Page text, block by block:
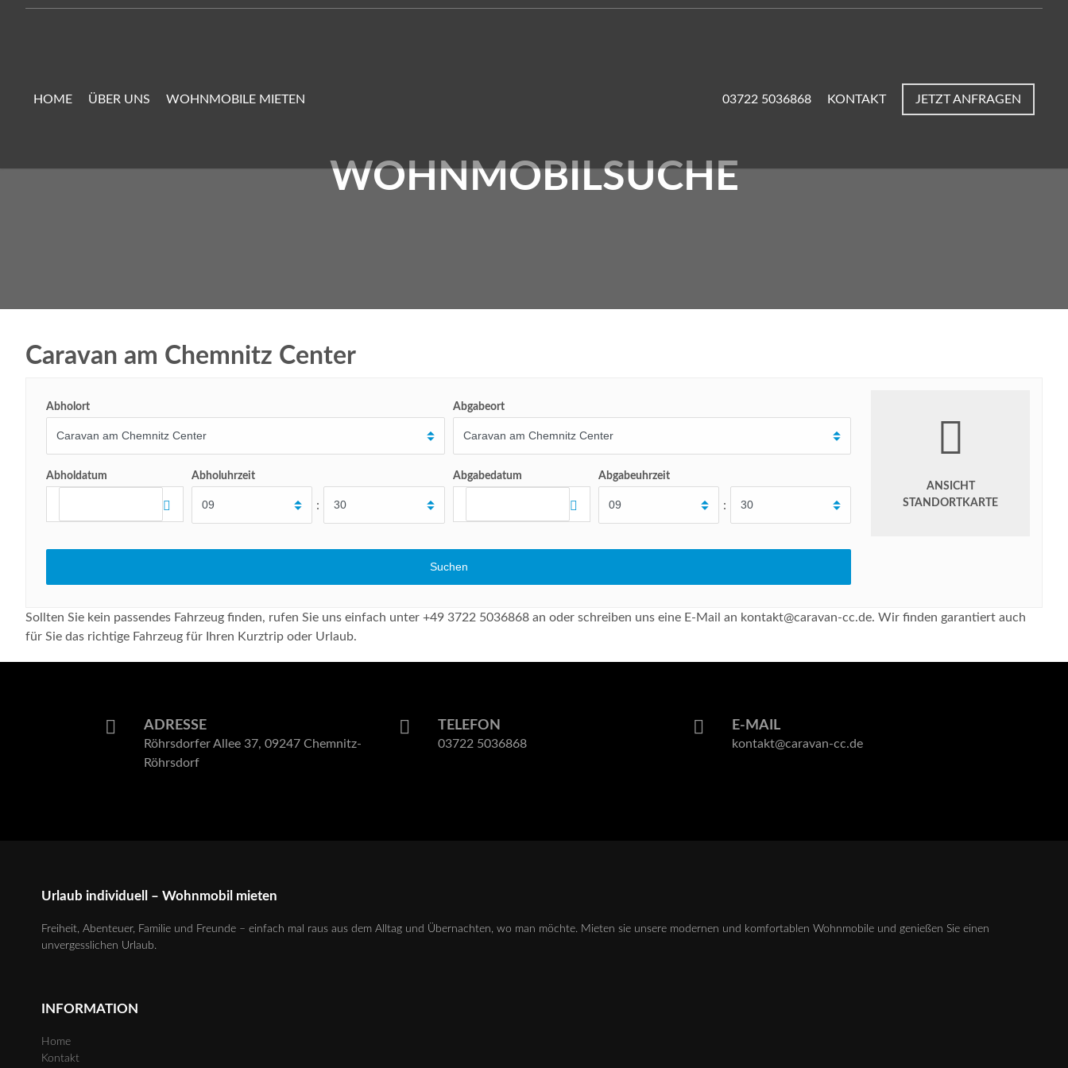
HOME ÜBER UNS WOHNMOBILE MIETEN 03722 5036868 KONTAKT JETZT ANFRAGEN
WOHNMOBILSUCHE
Caravan am Chemnitz Center
Abholort Abgabeort
Abholdatum Abholuhrzeit
:
Abgabedatum Abgabeuhrzeit
:
ANSICHT
STANDORTKARTE
Sollten Sie kein passendes Fahrzeug finden, rufen Sie uns einfach unter +49 3722 5036868 an oder schreiben uns eine E-Mail an kontakt@caravan-cc.de. Wir finden garantiert auch
für Sie das richtige Fahrzeug für Ihren Kurztrip oder Urlaub.
ADRESSE
Röhrsdorfer Allee 37, 09247 Chemnitz-
Röhrsdorf
TELEFON
03722 5036868
E-MAIL
kontakt@caravan-cc.de
Urlaub individuell – Wohnmobil mieten
Freiheit, Abenteuer, Familie und Freunde – einfach mal raus aus dem Alltag und Übernachten, wo man möchte. Mieten sie unsere modernen und komfortablen Wohnmobile und genießen Sie einen
unvergesslichen Urlaub.
INFORMATION
Home
Kontakt